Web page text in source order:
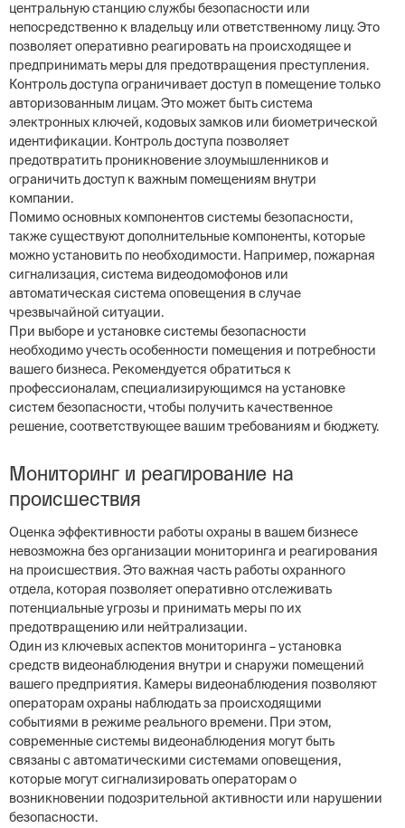
центральную станцию службы безопасности или
непосредственно к владельцу или ответственному лицу. Это
позволяет оперативно реагировать на происходящее и
предпринимать меры для предотвращения преступления.
Контроль доступа ограничивает доступ в помещение только
авторизованным лицам. Это может быть система
электронных ключей, кодовых замков или биометрической
идентификации. Контроль доступа позволяет
предотвратить проникновение злоумышленников и
ограничить доступ к важным помещениям внутри
компании.
Помимо основных компонентов системы безопасности,
также существуют дополнительные компоненты, которые
можно установить по необходимости. Например, пожарная
сигнализация, система видеодомофонов или
автоматическая система оповещения в случае
чрезвычайной ситуации.
При выборе и установке системы безопасности
необходимо учесть особенности помещения и потребности
вашего бизнеса. Рекомендуется обратиться к
профессионалам, специализирующимся на установке
систем безопасности, чтобы получить качественное
решение, соответствующее вашим требованиям и бюджету.
Мониторинг и реагирование на
происшествия
Оценка эффективности работы охраны в вашем бизнесе
невозможна без организации мониторинга и реагирования
на происшествия. Это важная часть работы охранного
отдела, которая позволяет оперативно отслеживать
потенциальные угрозы и принимать меры по их
предотвращению или нейтрализации.
Один из ключевых аспектов мониторинга – установка
средств видеонаблюдения внутри и снаружи помещений
вашего предприятия. Камеры видеонаблюдения позволяют
операторам охраны наблюдать за происходящими
событиями в режиме реального времени. При этом,
современные системы видеонаблюдения могут быть
связаны с автоматическими системами оповещения,
которые могут сигнализировать операторам о
возникновении подозрительной активности или нарушении
безопасности.